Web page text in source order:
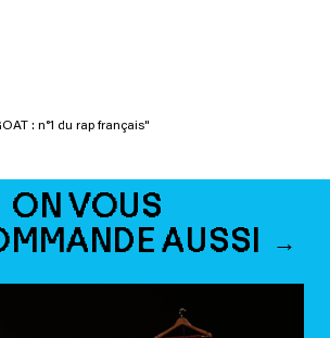
: n°1 du rap français"
ON VOUS
AUSSI